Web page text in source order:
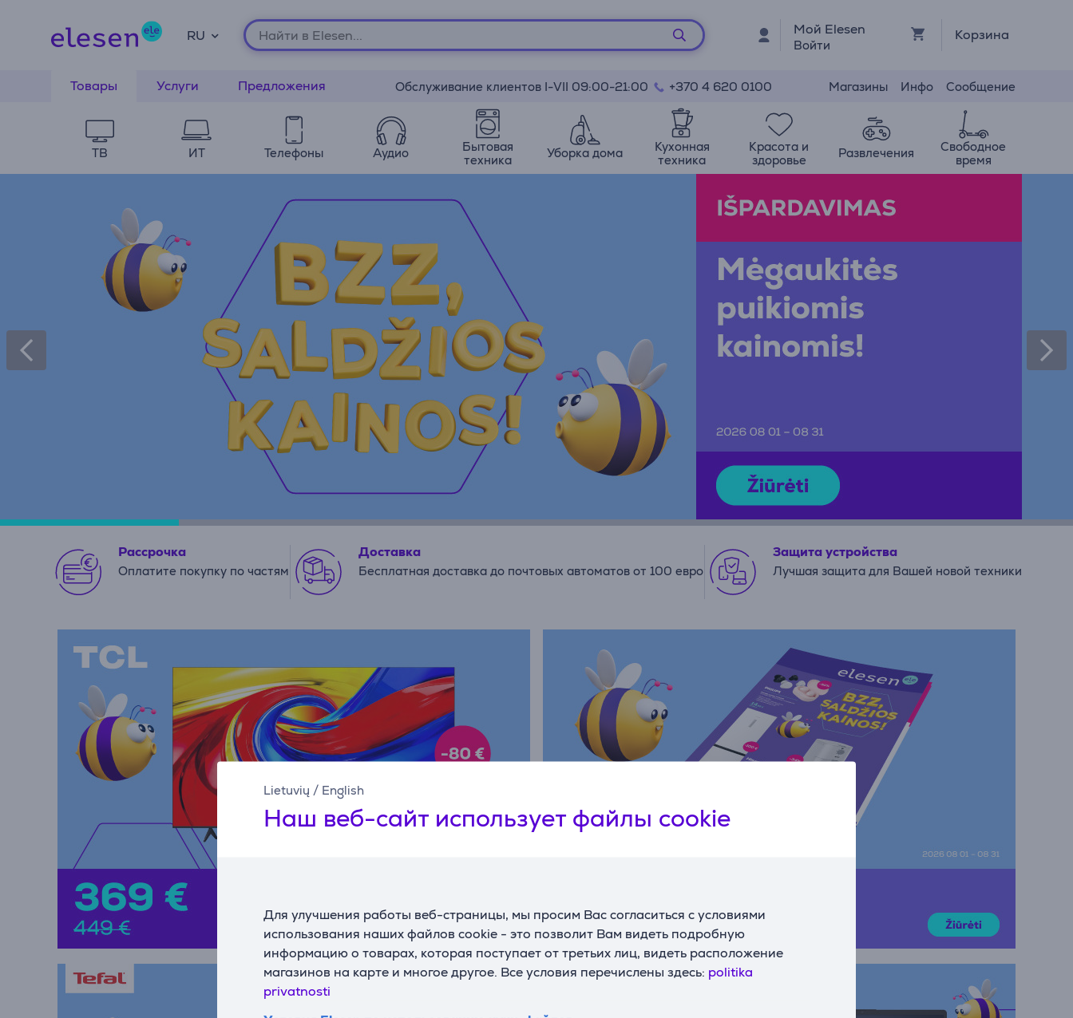
Lietuvių / English
Наш веб-сайт использует файлы cookie
Для улучшения работы веб-страницы, мы просим Вас согласиться с условиями
использования наших файлов cookie - это позволит Вам видеть подробную
информацию о товарах, которая поступает от третьих лиц, видеть расположение
магазинов на карте и многое другое. Все условия перечислены здесь: politika
privatnosti
RU Мой Elesen
Войти
Корзина
Товары Услуги Предложения Обслуживание клиентов I-VII 09:00-21:00 +370 4 620 0100 Магазины Инфо Сообщение
ТВ ИТ Телефоны Аудио
Бытовая
техника
Уборка дома
Кухонная
техника
Красота и
здоровье
Развлечения
Свободное
время
Рассрочка
Оплатите покупку по частям
Доставка
Бесплатная доставка до почтовых автоматов от 100 евро
Защита устройства
Лучшая защита для Вашей новой техники